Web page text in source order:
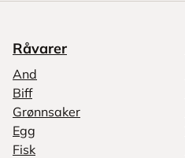
Råvarer
And
Biff
Grønnsaker
Egg
Fisk